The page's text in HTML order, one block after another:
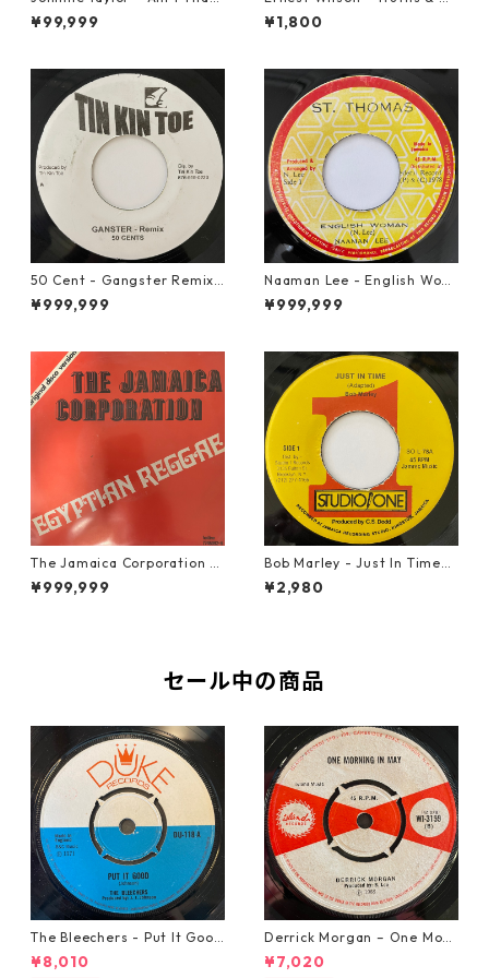
Loving You【7-21684】
¥99,999
ghts【7-21652】
¥1,800
50 Cent - Gangster Remix
【7-20928】
¥999,999
Naaman Lee - English Wom
an【7-20855】
¥999,999
The Jamaica Corporation -
Egyptian Reggae【7-2080
4】
¥999,999
Bob Marley - Just In Time
【7-20778】
¥2,980
セール中の商品
The Bleechers - Put It Good
【7-21637】
¥8,010
Derrick Morgan – One Morn
ing In May【7-21653】
¥7,020